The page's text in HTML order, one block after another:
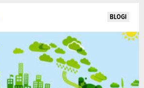
BLOGI